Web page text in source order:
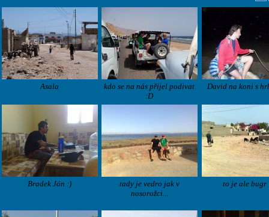
Asala
kdo se na nás přijel podivat
:D
David na koni s
Bradek Jón :)
tady je vedro jak v
nosorožci...
to je ale bugr